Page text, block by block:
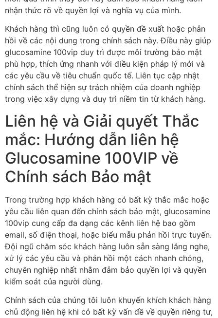
nhận thức rõ về quyền lợi và nghĩa vụ của mình.
Khách hàng thì cũng luôn có quyền đề xuất hoặc phản
hồi về các nội dung trong chính sách này. Điều này giúp
glucosamine 100vip duy trì được môi trường bảo mật
phù hợp, thích ứng nhanh với điều kiện pháp lý mới và
các yêu cầu về tiêu chuẩn quốc tế. Liên tục cập nhật
chính sách thể hiện sự trách nhiệm của doanh nghiệp
trong việc xây dựng và duy trì niềm tin từ khách hàng.
Liên hệ và Giải quyết Thắc
mắc: Hướng dẫn liên hệ
Glucosamine 100VIP về
Chính sách Bảo mật
Trong trường hợp khách hàng có bất kỳ thắc mắc hoặc
yêu cầu liên quan đến chính sách bảo mật, glucosamine
100vip cung cấp đa dạng các kênh liên hệ bao gồm
email, số điện thoại, hoặc biểu mẫu phản hồi trực tuyến.
Đội ngũ chăm sóc khách hàng luôn sẵn sàng lắng nghe,
xử lý các yêu cầu và phản hồi một cách nhanh chóng,
chuyên nghiệp nhất nhằm đảm bảo quyền lợi và quyền
kiểm soát của người dùng.
Chính sách của chúng tôi luôn khuyến khích khách hàng
chủ động liên hệ khi có bất kỳ vấn đề về quyền riêng tư,